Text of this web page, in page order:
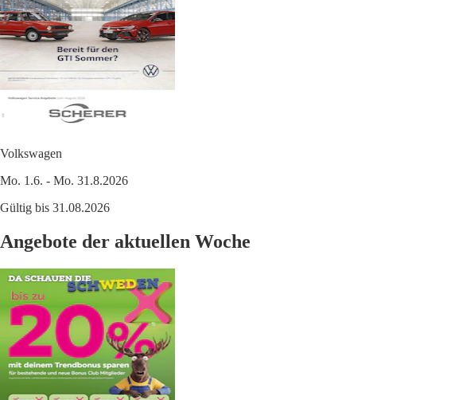
Volkswagen
Mo. 1.6. - Mo. 31.8.2026
Gültig bis 31.08.2026
Angebote der aktuellen Woche